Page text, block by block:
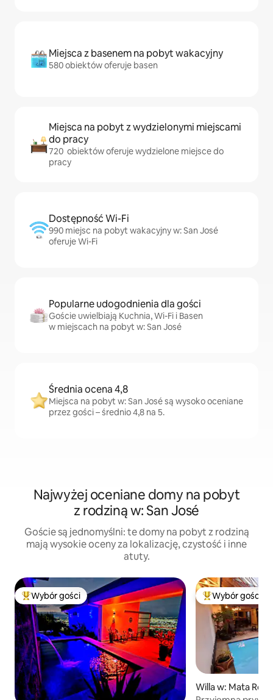
Miejsca z basenem na pobyt wakacyjny
580 obiektów oferuje basen
Miejsca na pobyt z wydzielonymi miejscami
do pracy
720 obiektów oferuje wydzielone miejsce do
pracy
Dostępność Wi-Fi
990 miejsc na pobyt wakacyjny w: San José
oferuje Wi-Fi
Popularne udogodnienia dla gości
Goście uwielbiają Kuchnia, Wi-Fi i Basen
w miejscach na pobyt w: San José
Średnia ocena 4,8
Miejsca na pobyt w: San José są wysoko oceniane
przez gości – średnio 4,8 na 5.
Najwyżej oceniane domy na pobyt
z rodziną w: San José
Goście są jednomyślni: te domy na pobyt z rodziną
mają wysokie oceny za lokalizację, czystość i inne
atuty.
Najpopularniejsze z kategorii Wybór gości
Wybór gości Wybór gości
Willa w: Mata